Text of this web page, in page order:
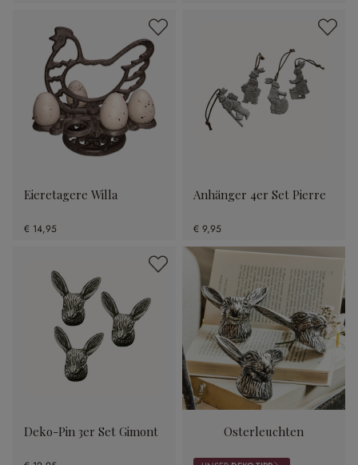
Eieretagere Willa
€ 14,95
Anhänger 4er Set Pierre
€ 9,95
Deko-Pin 3er Set Gimont Osterleuchten